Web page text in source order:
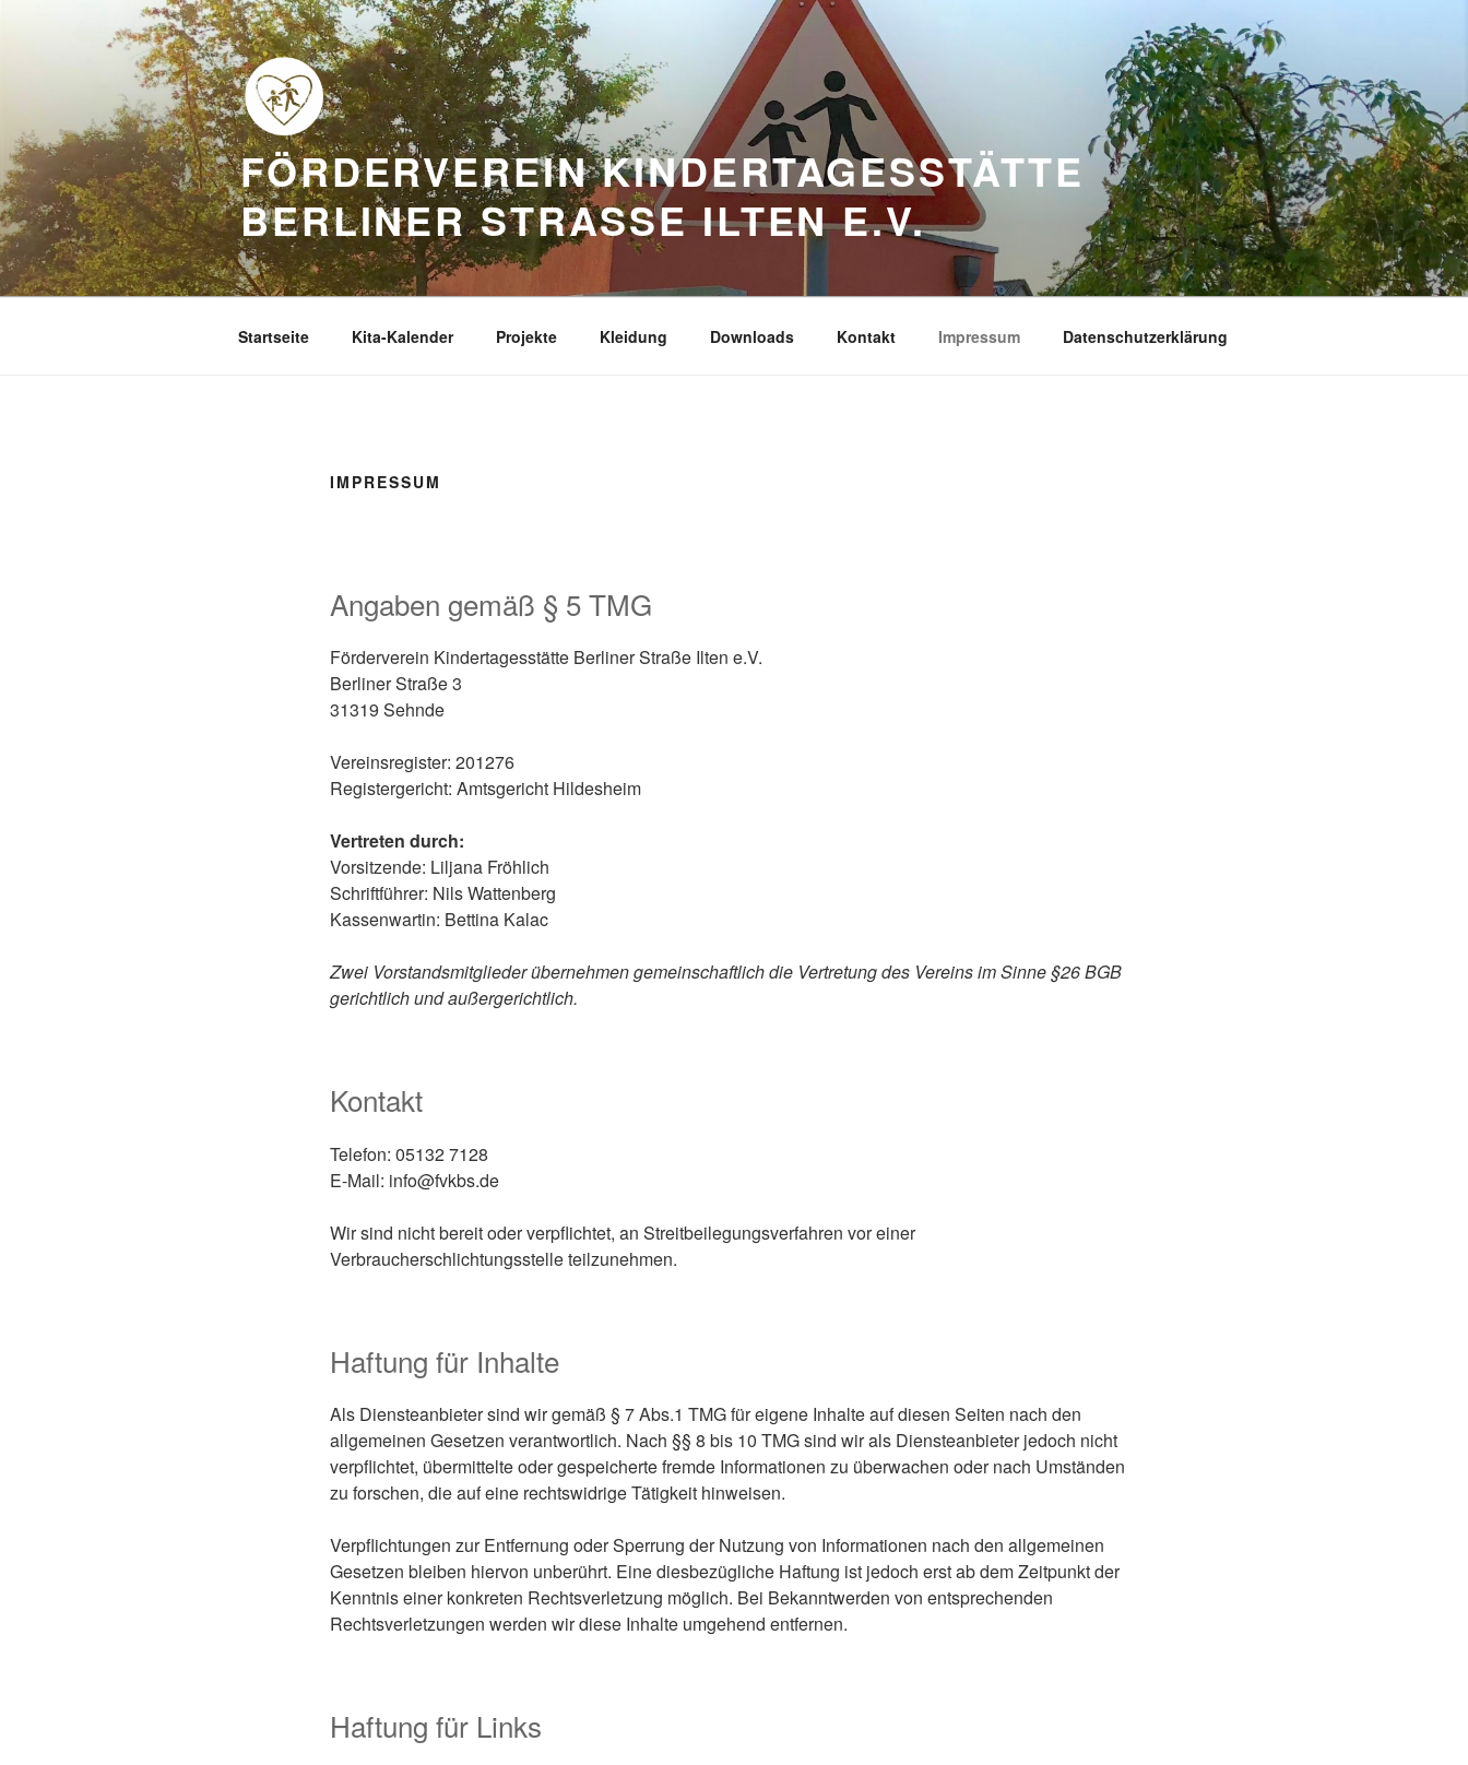
FÖRDERVEREIN KINDERTAGESSTÄTTE
BERLINER STRASSE ILTEN E.V.
Startseite Kita-Kalender Projekte Kleidung Downloads Kontakt Impressum Datenschutzerklärung
IMPRESSUM
Angaben gemäß § 5 TMG
Förderverein Kindertagesstätte Berliner Straße Ilten e.V.
Berliner Straße 3
31319 Sehnde
Vereinsregister: 201276
Registergericht: Amtsgericht Hildesheim
Vertreten durch:
Vorsitzende: Liljana Fröhlich
Schriftführer: Nils Wattenberg
Kassenwartin: Bettina Kalac
Zwei Vorstandsmitglieder übernehmen gemeinschaftlich die Vertretung des Vereins im Sinne §26 BGB
gerichtlich und außergerichtlich.
Kontakt
Telefon: 05132 7128
E-Mail: info@fvkbs.de
Wir sind nicht bereit oder verpflichtet, an Streitbeilegungsverfahren vor einer
Verbraucherschlichtungsstelle teilzunehmen.
Haftung für Inhalte
Als Diensteanbieter sind wir gemäß § 7 Abs.1 TMG für eigene Inhalte auf diesen Seiten nach den
allgemeinen Gesetzen verantwortlich. Nach §§ 8 bis 10 TMG sind wir als Diensteanbieter jedoch nicht
verpflichtet, übermittelte oder gespeicherte fremde Informationen zu überwachen oder nach Umständen
zu forschen, die auf eine rechtswidrige Tätigkeit hinweisen.
Verpflichtungen zur Entfernung oder Sperrung der Nutzung von Informationen nach den allgemeinen
Gesetzen bleiben hiervon unberührt. Eine diesbezügliche Haftung ist jedoch erst ab dem Zeitpunkt der
Kenntnis einer konkreten Rechtsverletzung möglich. Bei Bekanntwerden von entsprechenden
Rechtsverletzungen werden wir diese Inhalte umgehend entfernen.
Haftung für Links